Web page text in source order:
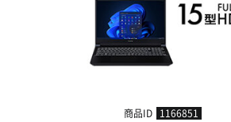
商品ID 1166851